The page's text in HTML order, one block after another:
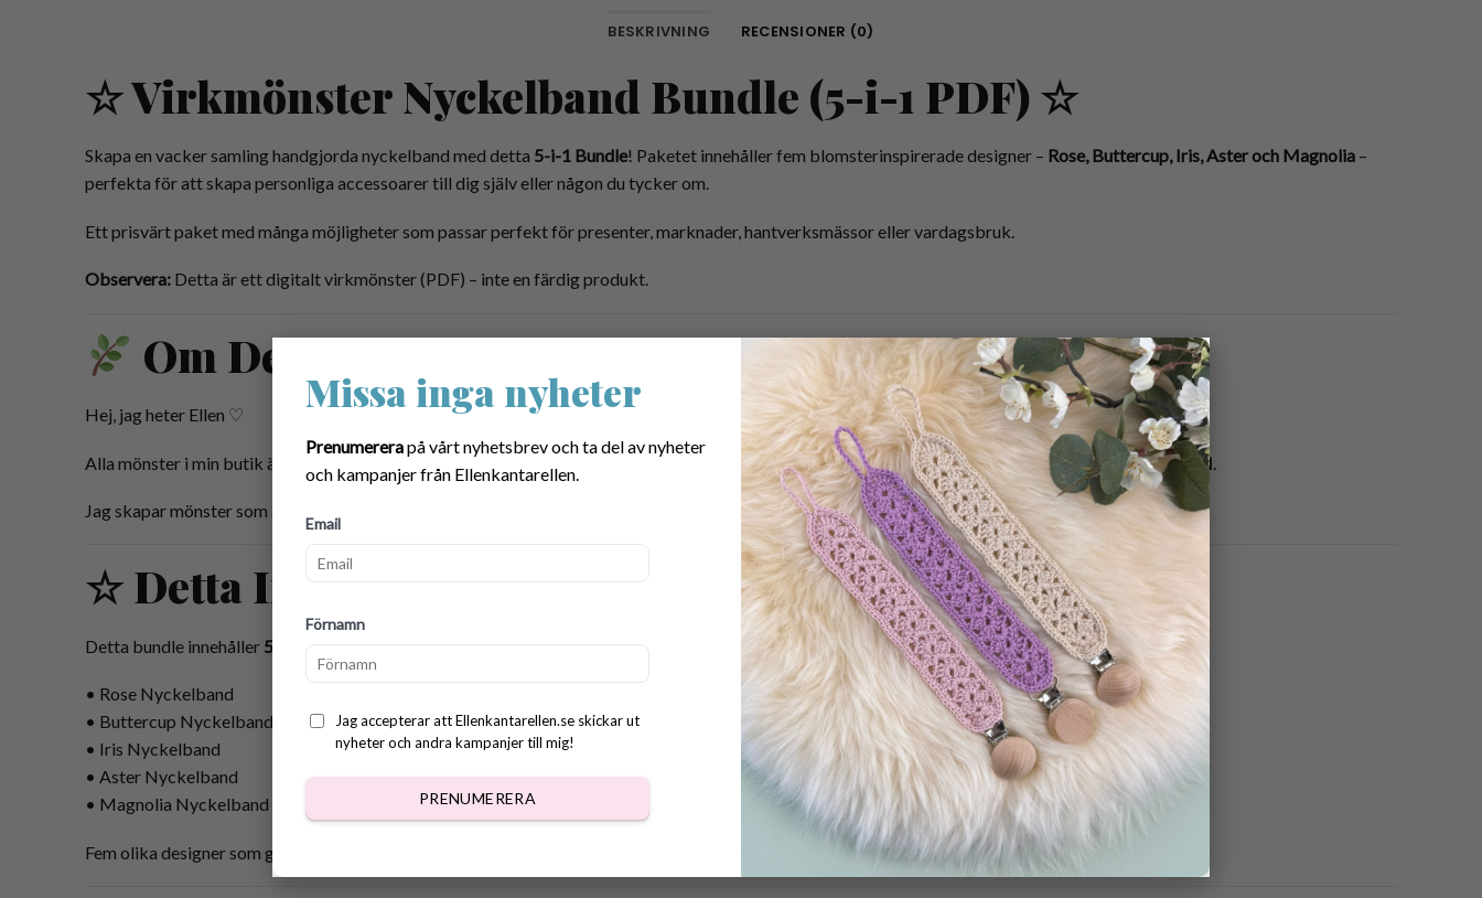
Missa inga nyheter
Prenumererapå vårt nyhetsbrev och ta del av nyheter
och kampanjer från Ellenkantarellen.
Email
Förnamn
Jag accepterar att Ellenkantarellen.se skickar ut
nyheter och andra kampanjer till mig!
PRENUMERERA
×
BESKRIVNING RECENSIONER (0)
☆ Virkmönster Nyckelband Bundle (5-i-1 PDF) ☆
Skapa en vacker samling handgjorda nyckelband med detta 5-i-1 Bundle! Paketet innehåller fem blomsterinspirerade designer – Rose, Buttercup, Iris, Aster och Magnolia –
perfekta för att skapa personliga accessoarer till dig själv eller någon du tycker om.
Ett prisvärt paket med många möjligheter som passar perfekt för presenter, marknader, hantverksmässor eller vardagsbruk.
Observera: Detta är ett digitalt virkmönster (PDF) – inte en färdig produkt.
Om Designern
Hej, jag heter Ellen ♡
Alla mönster i min butik är omsorgsfullt designade för hand med kreativitet, omtanke och en genuin kärlek till virkning –aldrig skapade med hjälp av AI
Jag skapar mönster som är mysiga, inspirerande och roliga att virka.
☆ Detta Ingår
Detta bundle innehåller 5 kompletta virkmönster:
• Rose Nyckelband
• Buttercup Nyckelband
• Iris Nyckelband
• Aster Nyckelband
• Magnolia Nyckelband
Fem olika designer som gör det enkelt att skapa en vacker kollektion med varierande uttryck.